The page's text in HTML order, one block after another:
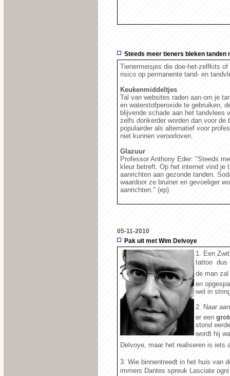
Steeds meer tieners bleken tanden
Tienermeisjes die doe-het-zelfkits
risico op permanente tand- en
Keukenmiddeltjes
Tal van websites raden aan om je
en waterstofperoxide te gebruiken,
blijvende schade aan het tandvlees
zelfs donkerder worden dan voor de
populairder als alternatief voor
niet kunnen veroorloven.
Glazuur
Professor Anthony Eder: "Steeds
kleur betreft. Op het internet vind je
aanrichten aan gezonde tanden.
waardoor ze bruiner en gevoeliger
aanrichten." (ep)
05-11-2010
Pak uit met Wim Delvoye
1. Een
tattoo  dus
de man zal
en
wel in
2. Naar
er een
stond
wordt hij
Delvoye, maar het realiseren is
3. Wie binnentreedt in het huis van
immers Dantes spreuk Lasciate